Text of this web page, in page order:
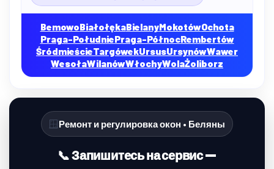
BemowoBiałołękaBielanyMokotówOchota
Praga-PołudniePraga-PółnocRembertów
ŚródmieścieTargówekUrsusUrsynówWawer
WesołaWilanówWłochyWolaŻoliborz
🪟Ремонт и регулировка окон • Беляны
📞 Запишитесь на сервис —